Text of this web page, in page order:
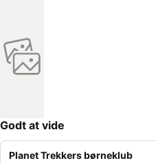
Godt at vide
Planet Trekkers børneklub